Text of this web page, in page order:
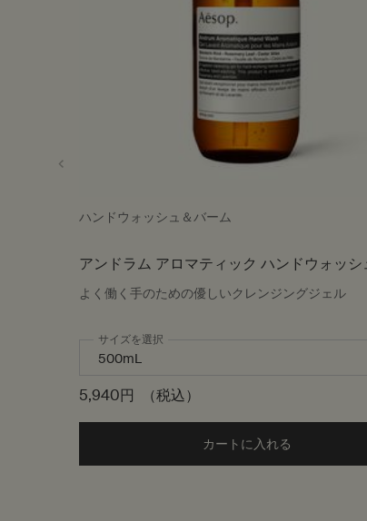
ハンドウォッシュ＆バーム
アンドラム アロマティック ハンドウォッシ
よく働く手のための優しいクレンジングジェル
サイズを選択
5,940円 （税込）
カートに入れる Add the ア